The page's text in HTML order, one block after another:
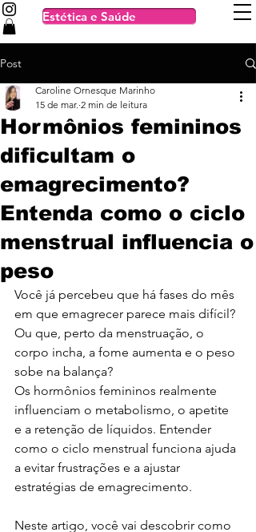
Estética e Saúde
Post
Hormônios femininos
dificultam o
emagrecimento?
Entenda como o ciclo
menstrual influencia o
peso
Caroline Ornesque Marinho
15 de mar. 2 min de leitura
Você já percebeu que há fases do mês
em que emagrecer parece mais difícil?
Ou que, perto da menstruação, o
corpo incha, a fome aumenta e o peso
sobe na balança?
Os hormônios femininos realmente
influenciam o metabolismo, o apetite
e a retenção de líquidos. Entender
como o ciclo menstrual funciona ajuda
a evitar frustrações e a ajustar
estratégias de emagrecimento.
Neste artigo, você vai descobrir como